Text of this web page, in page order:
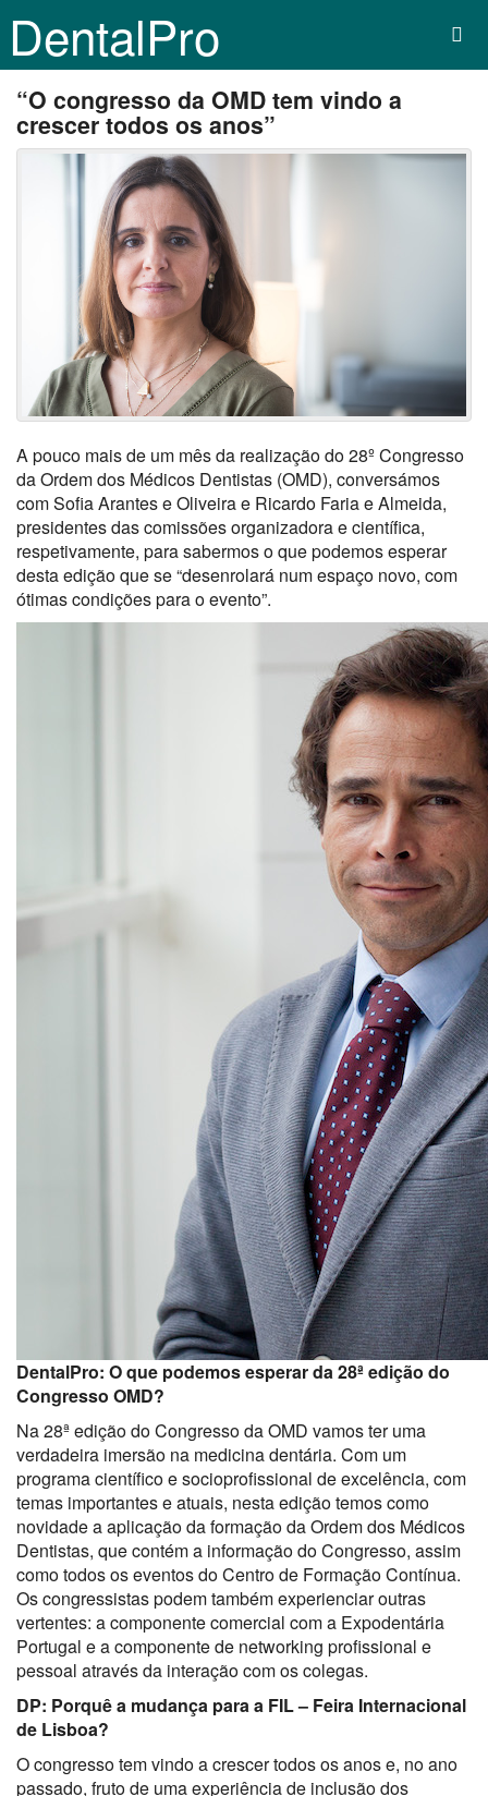
DentalPro
“O congresso da OMD tem vindo a
crescer todos os anos”
A pouco mais de um mês da realização do 28º Congresso
da Ordem dos Médicos Dentistas (OMD), conversámos
com Sofia Arantes e Oliveira e Ricardo Faria e Almeida,
presidentes das comissões organizadora e científica,
respetivamente, para sabermos o que podemos esperar
desta edição que se “desenrolará num espaço novo, com
ótimas condições para o evento”.
DentalPro: O que podemos esperar da 28ª edição do
Congresso OMD?
Na 28ª edição do Congresso da OMD vamos ter uma
verdadeira imersão na medicina dentária. Com um
programa científico e socioprofissional de excelência, com
temas importantes e atuais, nesta edição temos como
novidade a aplicação da formação da Ordem dos Médicos
Dentistas, que contém a informação do Congresso, assim
como todos os eventos do Centro de Formação Contínua.
Os congressistas podem também experienciar outras
vertentes: a componente comercial com a Expodentária
Portugal e a componente de networking profissional e
pessoal através da interação com os colegas.
DP: Porquê a mudança para a FIL – Feira Internacional
de Lisboa?
O congresso tem vindo a crescer todos os anos e, no ano
passado, fruto de uma experiência de inclusão dos